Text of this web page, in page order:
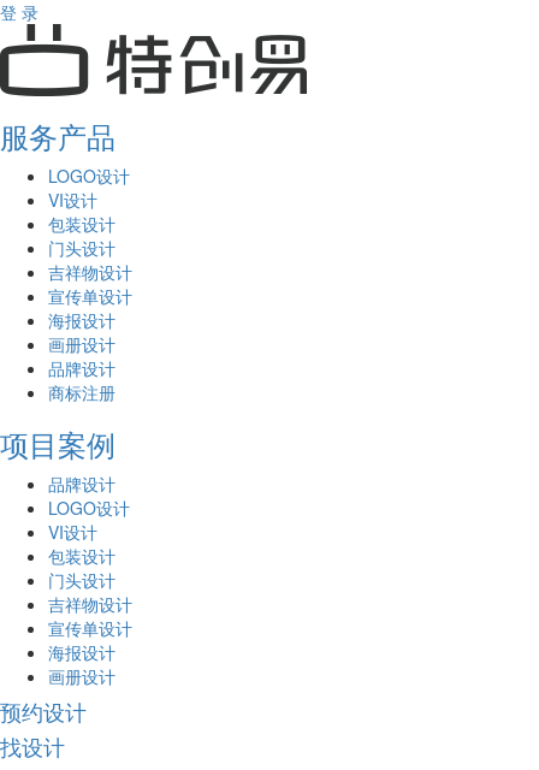
登 录
服务产品
LOGO设计
VI设计
包装设计
门头设计
吉祥物设计
宣传单设计
海报设计
画册设计
品牌设计
商标注册
项目案例
品牌设计
LOGO设计
VI设计
包装设计
门头设计
吉祥物设计
宣传单设计
海报设计
画册设计
预约设计
找设计